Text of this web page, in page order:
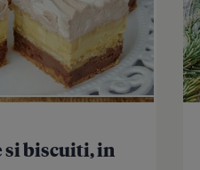
si biscuiti, in